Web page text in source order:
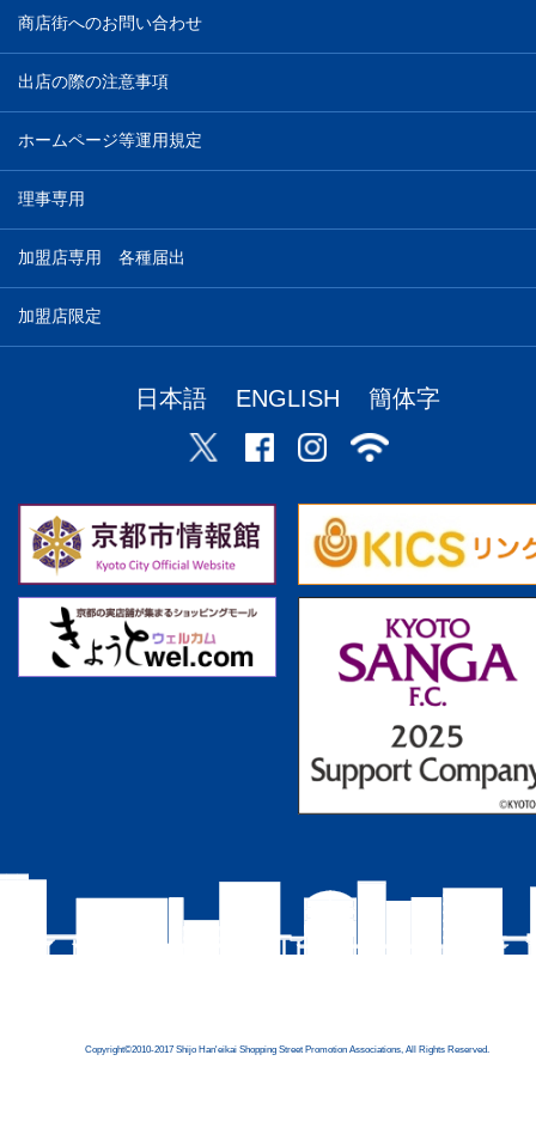
商店街へのお問い合わせ
出店の際の注意事項
ホームページ等運用規定
理事専用
加盟店専用 各種届出
加盟店限定
日本語 ENGLISH 簡体字
Copyright©2010-2017 Shijo Han'eikai Shopping Street Promotion Associations, All Rights Reserved.